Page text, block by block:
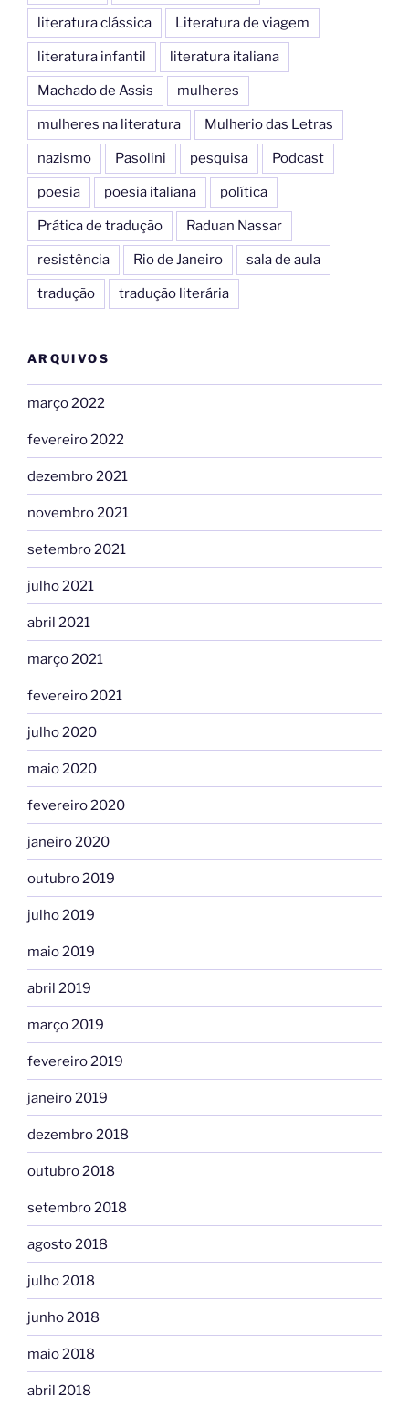
literatura clássica Literatura de viagem
literatura infantil literatura italiana
Machado de Assis mulheres
mulheres na literatura Mulherio das Letras
nazismo Pasolini pesquisa Podcast
poesia poesia italiana política
Prática de tradução Raduan Nassar
resistência Rio de Janeiro sala de aula
tradução tradução literária
ARQUIVOS
março 2022
fevereiro 2022
dezembro 2021
novembro 2021
setembro 2021
julho 2021
abril 2021
março 2021
fevereiro 2021
julho 2020
maio 2020
fevereiro 2020
janeiro 2020
outubro 2019
julho 2019
maio 2019
abril 2019
março 2019
fevereiro 2019
janeiro 2019
dezembro 2018
outubro 2018
setembro 2018
agosto 2018
julho 2018
junho 2018
maio 2018
abril 2018